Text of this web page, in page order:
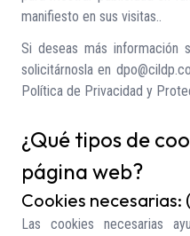
manifiesto en sus visitas..
Si deseas más información
solicitárnosla en
Política de Privacidad y
¿Qué tipos de
página web?
Cookies necesarias:
Las cookies necesarias